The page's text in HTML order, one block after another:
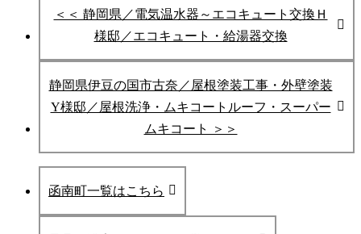
＜＜ 静岡県／電気温水器～エコキュート交換Ｈ
様邸／エコキュート・給湯器交換
静岡県伊豆の国市古奈／屋根塗装工事・外壁塗装
Y様邸／屋根洗浄・ムキコートルーフ・スーパー
ムキコート ＞＞
函南町一覧はこちら